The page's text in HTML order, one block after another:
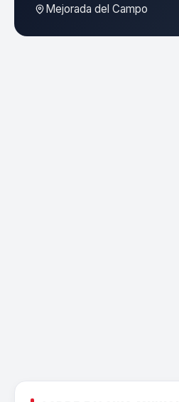
Mejorada del Campo